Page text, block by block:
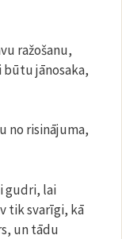
ražošanu,
būtu jānosaka,
no risinājuma,
gudri, lai
tik svarīgi, kā
un tādu